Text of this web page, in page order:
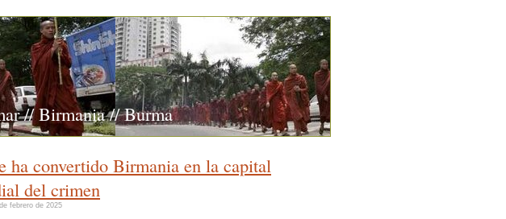
// Birmania // Burma
ha convertido Birmania en la capital
del crimen
febrero de 2025